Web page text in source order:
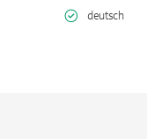
deutsch